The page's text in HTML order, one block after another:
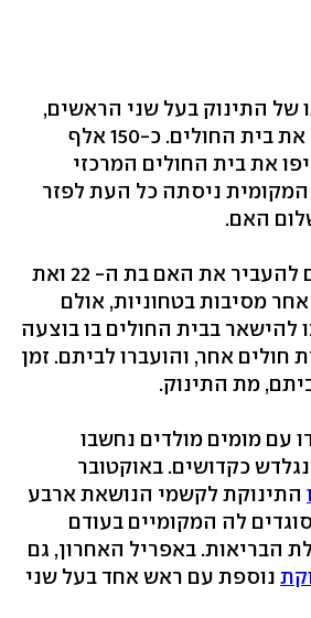
של התינוק בעל שני הראשים,
החלו המונים לצבוא את בית החולים. כ-150 אלף
את בית החולים המרכזי
ניסתה כל העת לפזר
האם.
תחילה רצו הרופאים להעביר את האם בת ה- 22 ואת
מסיבות בטחוניות, אולם
להישאר בבית החולים בו בוצעה
חולים אחר, והועברו לביתם. זמן
מת התינוק.
עם מומים מולדים נחשבו
כקדושים. באוקטובר
התינוקת לקשמי הנושאת ארבע
לה המקומיים בעודם
הבריאות. באפריל האחרון, גם
נוספת עם ראש אחד בעל שני